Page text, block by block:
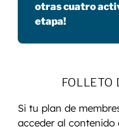
otras cuatro
etapa!
FOLLETO
Si tu plan de
acceder al contenido